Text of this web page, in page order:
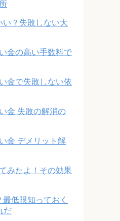
い？失敗しない大
金の高い手数料で
金で失敗しない依
金 失敗の解消の
金 デメリット解
みたよ！その効果
低限知っておく
だ